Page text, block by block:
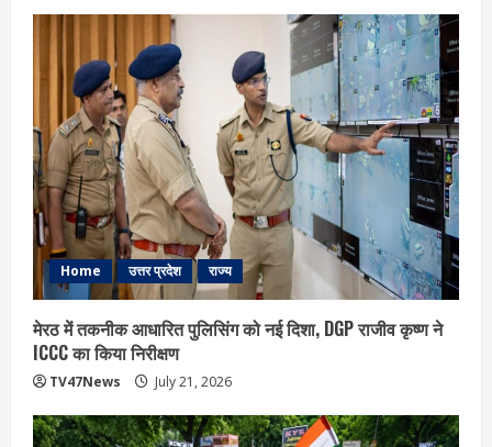
Home उत्तर प्रदेश राज्य
मेरठ में तकनीक आधारित पुलिसिंग को नई दिशा, DGP राजीव कृष्ण ने
ICCC का किया निरीक्षण
TV47News July 21, 2026